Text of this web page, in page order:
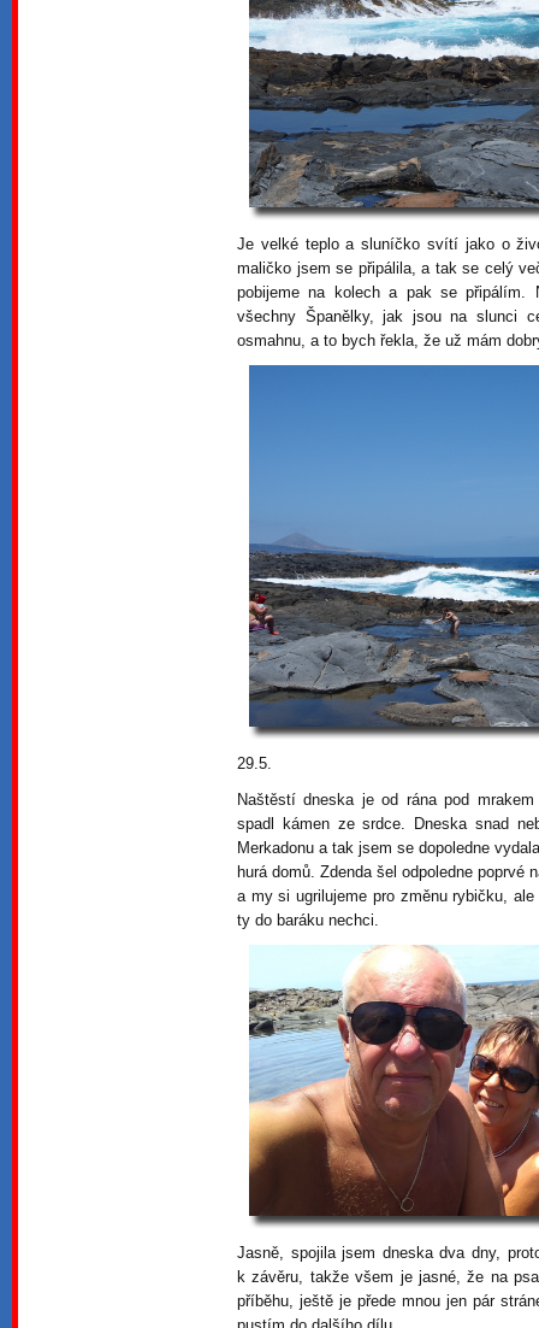
Je velké teplo a sluníčko svítí jako o
maličko jsem se připálila, a tak se celý
pobijeme na kolech a pak se připálím.
všechny Španělky, jak jsou na slunci
osmahnu, a to bych řekla, že už mám
29.5.
Naštěstí dneska je od rána pod
spadl kámen ze srdce. Dneska snad
Merkadonu a tak jsem se dopoledne
hurá domů. Zdenda šel odpoledne poprvé
a my si ugrilujeme pro změnu rybičku,
ty do baráku nechci.
Jasně, spojila jsem dneska dva dny,
k závěru, takže všem je jasné, že na
příběhu, ještě je přede mnou jen pár